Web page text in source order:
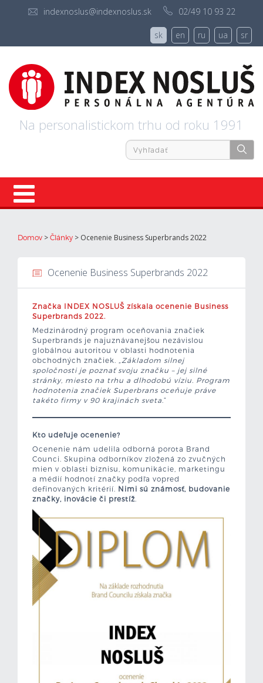
indexnoslus@indexnoslus.sk 02/49 10 93 22
sk en ru ua sr
Na personalistickom trhu od roku 1991
Vytvor si životopis
Uchádzači
Zamestnávatelia
O nás
Kontakt
Domov > Články > Ocenenie Business Superbrands 2022
Ocenenie Business Superbrands 2022
Značka INDEX NOSLUŠ získala ocenenie Business
Superbrands 2022.
Medzinárodný program oceňovania značiek
Superbrands je najuznávanejšou nezávislou
globálnou autoritou v oblasti hodnotenia
obchodných značiek. „
Základom silnej
spoločnosti je poznať svoju značku – jej silné
stránky, miesto na trhu a dlhodobú víziu. Program
hodnotenia značiek Superbrans oceňuje práve
takéto firmy v 90 krajinách sveta .“
Kto udeľuje ocenenie?
Ocenenie nám udelila odborná porota Brand
Counci. Skupina odborníkov zložená zo zvučných
mien v oblasti biznisu, komunikácie, marketingu
a médií hodnotí značky podľa vopred
definovaných kritérií. Nimi sú známosť, budovanie
značky, inovácie či prestíž